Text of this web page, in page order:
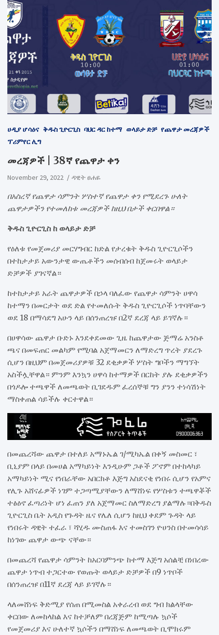
ሀዲያ ሆሳዕና ቅዱስ ጊዮርጊስ ባህር ዳር ከተማ ወላይታ ድቻ የጨዋታ መረጃዎች
ፕሪምየር ሊግ
መረጃዎች | 38ኛ የጨዋታ ቀን
November 29, 2022 ዳዊት ፀሐዬ
በአስረኛ የጨዋታ ሳምንት ሦስተኛ የጨዋታ ቀን የሚደረጉ ሁለት
ጨዋታዎችን የተመለከቱ መረጃዎች ከዚህ በታች ቀርበዋል።
ቅዱስ ጊዮርጊስ ከ ወላይታ ድቻ
የዕለቱ የመጀመሪያ መርሃግብር ከድል የታረቁት ቅዱስ ጊዮርጊሶችን
በተከታታይ አውንታዊ ውጤቶችን መሰብሰብ ከጀመሩት ወላይታ
ድቻዎች ያገናኛል።
ከተከታታይ አራት ጨዋታዎች በኃላ ባለፈው የጨዋታ ሳምንት ሀዋሳ
ከተማን በመርታት ወደ ድል የተመለሱት ቅዱስ ጊዮርጊሶች ነጥባቸውን
ወደ 18 በማሳደግ አሁን ላይ በሰንጠረዡ በ2ኛ ደረጃ ላይ ይገኛሉ።
በሀዋሳው ጨዋታ ቡድኑ እንደቀደመው ጊዜ ከጨዋታው ጅማሬ አንስቶ
ጫና በመፍጠር መልካም የሚባል አጀማመርን ለማድረግ ጥረት ያደረጉ
ሲሆን በዚህም በመጀመሪያዎቹ 32 ደቂቃዎች ሦስት ግቦችን ማግኘት
አስችሏቸዋል። ምንም እንኳን ሀዋሳ ከተማዎች በርከት ያሉ ደቂቃዎችን
በጎዶሎ ተጫዋች ለመጫወት ቢገደዱም ፈረሰኞቹ ግን ያንን ተነሳሽነት
ማስቀጠል ሳይችሉ ቀርተዋል።
በመጨረሻው ጨዋታ በተለይ አማኑኤል ገ/ሚካኤል በቀኝ መስመር ፣
ቢኒያም በላይ በመሀል አማካይነት እንዲሁም ጋቶች ፖኖም በተከላካይ
አማካይነት ሚና የነበራቸው አበርክቶ እጅግ አስደናቂ የነበሩ ሲሆን የአምና
የሊጉ አሸናፊዎች ነገም ተጋጣሚያቸውን ለማሸነፍ የሦስቱን ተጫዋቾች
ተፅዕኖ ፈጣሪነት ሆነ ፈጠን ያለ አጀማመር ስለማድረግ ያልማሉ።በቅዱስ
ጊዮርጊስ ቤት አዲስ የጉዳት ዜና የሌለ ሲሆን ከዚህ ቀደም ጉዳት ላይ
የነበሩት ዳዊት ተፈራ ፣ ሻሂዱ ሙስጠፋ እና ተመስገን ዮሀንስ በተመሳሳይ
ከነገው ጨዋታ ውጭ ናቸው።
በመጨረሻ የጨዋታ ሳምንት ከአርባምንጭ ከተማ እጅግ አሰልቺ በነበረው
ጨዋታ ነጥብ ተጋርተው የወጡት ወላይታ ድቻዎች በ9 ነጥቦች
በሰንጠረዡ በ11ኛ ደረጃ ላይ ይገኛሉ።
ላለመሸነፍ ቅድሚያ የሰጠ በሚመስል አቀራረብ ወደ ግብ ክልላቸው
ቀርበው ለመከላከል እና ከተቻለም በረጃጅም ከሚጣሉ ኳሶች
የመጀመሪያ እና ሁለተኛ ኳሶችን በማሸነፍ ለመጫወት ቢሞክሩም